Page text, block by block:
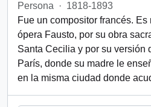
Persona
· 1818-1893
Fue un compositor francés.
ópera Fausto, por su obra
Santa Cecilia y por su versión
París, donde su madre le
en la misma ciudad donde